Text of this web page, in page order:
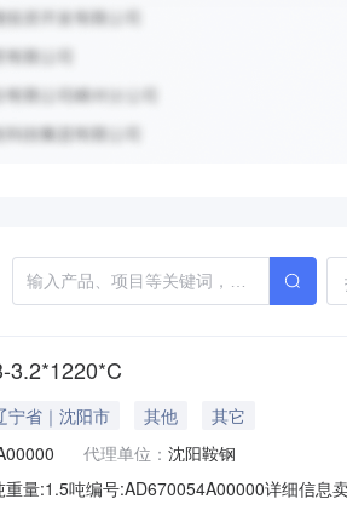
3.2*1220*C
宁省｜沈阳市 其他
其它
代理单位： 沈阳鞍钢
重量:1.5吨编号:AD670054A00000详细信息